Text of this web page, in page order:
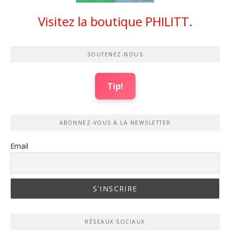
Visitez la boutique PHILITT.
SOUTENEZ-NOUS
Tip!
ABONNEZ-VOUS À LA NEWSLETTER
Email
RÉSEAUX SOCIAUX